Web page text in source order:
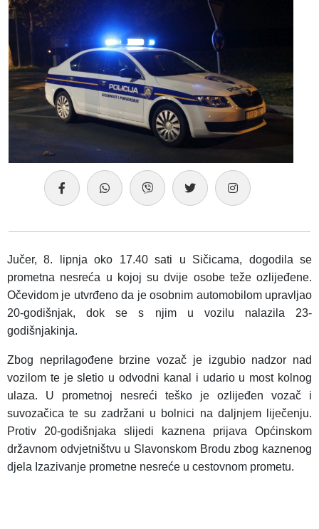
Jučer, 8. lipnja oko 17.40 sati u Sičicama, dogodila se
prometna nesreća u kojoj su dvije osobe teže ozlijeđene.
Očevidom je utvrđeno da je osobnim automobilom upravljao
20-godišnjak, dok se s njim u vozilu nalazila 23-
godišnjakinja.
Zbog neprilagođene brzine vozač je izgubio nadzor nad
vozilom te je sletio u odvodni kanal i udario u most kolnog
ulaza. U prometnoj nesreći teško je ozlijeđen vozač i
suvozačica te su zadržani u bolnici na daljnjem liječenju.
Protiv 20-godišnjaka slijedi kaznena prijava Općinskom
državnom odvjetništvu u Slavonskom Brodu zbog kaznenog
djela Izazivanje prometne nesreće u cestovnom prometu.